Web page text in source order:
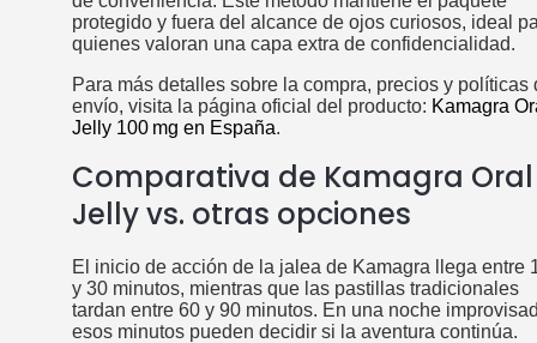
protegido y fuera del alcance de ojos curiosos, ideal
quienes valoran una capa extra de confidencialidad.
Para más detalles sobre la compra, precios y políticas
envío, visita la página oficial del producto: Kamagra
Jelly 100 mg en España.
Comparativa de Kamagra Oral
Jelly vs. otras opciones
El inicio de acción de la jalea de Kamagra llega entre
y 30 minutos, mientras que las pastillas tradicionales
tardan entre 60 y 90 minutos. En una noche
esos minutos pueden decidir si la aventura continúa.